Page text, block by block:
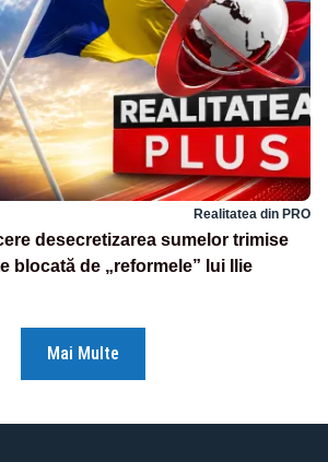
Realitatea din PRO
desecretizarea sumelor trimise
blocată de „reformele” lui Ilie
Mai Multe